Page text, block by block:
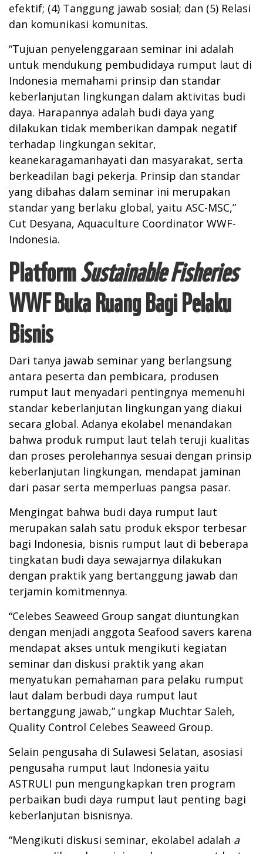
efektif; (4) Tanggung jawab sosial; dan (5) Relasi
dan komunikasi komunitas.
“Tujuan penyelenggaraan seminar ini adalah
untuk mendukung pembudidaya rumput laut di
Indonesia memahami prinsip dan standar
keberlanjutan lingkungan dalam aktivitas budi
daya. Harapannya adalah budi daya yang
dilakukan tidak memberikan dampak negatif
terhadap lingkungan sekitar,
keanekaragamanhayati dan masyarakat, serta
berkeadilan bagi pekerja. Prinsip dan standar
yang dibahas dalam seminar ini merupakan
standar yang berlaku global, yaitu ASC-MSC,”
Cut Desyana, Aquaculture Coordinator WWF-
Indonesia.
PlatformSustainable Fisheries
WWF Buka Ruang Bagi Pelaku
Bisnis
Dari tanya jawab seminar yang berlangsung
antara peserta dan pembicara, produsen
rumput laut menyadari pentingnya memenuhi
standar keberlanjutan lingkungan yang diakui
secara global. Adanya ekolabel menandakan
bahwa produk rumput laut telah teruji kualitas
dan proses perolehannya sesuai dengan prinsip
keberlanjutan lingkungan, mendapat jaminan
dari pasar serta memperluas pangsa pasar.
Mengingat bahwa budi daya rumput laut
merupakan salah satu produk ekspor terbesar
bagi Indonesia, bisnis rumput laut di beberapa
tingkatan budi daya sewajarnya dilakukan
dengan praktik yang bertanggung jawab dan
terjamin komitmennya.
“Celebes Seaweed Group sangat diuntungkan
dengan menjadi anggota Seafood savers karena
mendapat akses untuk mengikuti kegiatan
seminar dan diskusi praktik yang akan
menyatukan pemahaman para pelaku rumput
laut dalam berbudi daya rumput laut
bertanggung jawab,” ungkap Muchtar Saleh,
Quality Control Celebes Seaweed Group.
Selain pengusaha di Sulawesi Selatan, asosiasi
pengusaha rumput laut Indonesia yaitu
ASTRULI pun mengungkapkan tren program
perbaikan budi daya rumput laut penting bagi
keberlanjutan bisnisnya.
“Mengikuti diskusi seminar, ekolabel adalah a